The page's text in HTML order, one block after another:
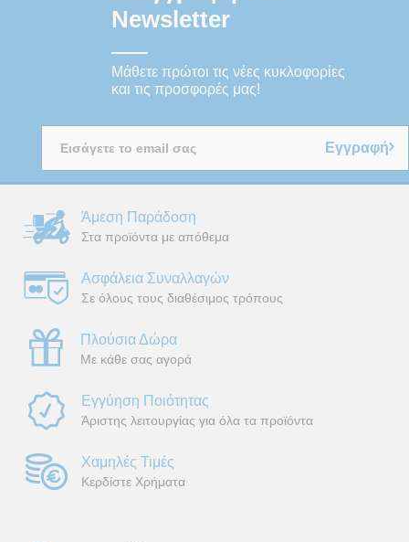
Newsletter
Μάθετε πρώτοι τις νέες κυκλοφορίες
και τις προσφορές μας!
Εγγραφή
Άμεση Παράδοση
Στα προϊόντα με απόθεμα
Ασφάλεια Συναλλαγών
Σε όλους τους διαθέσιμος τρόπους
Πλούσια Δώρα
Με κάθε σας αγορά
Εγγύηση Ποιότητας
Άριστης λειτουργίας για όλα τα προϊόντα
Χαμηλές Τιμές
Κερδίστε Χρήματα